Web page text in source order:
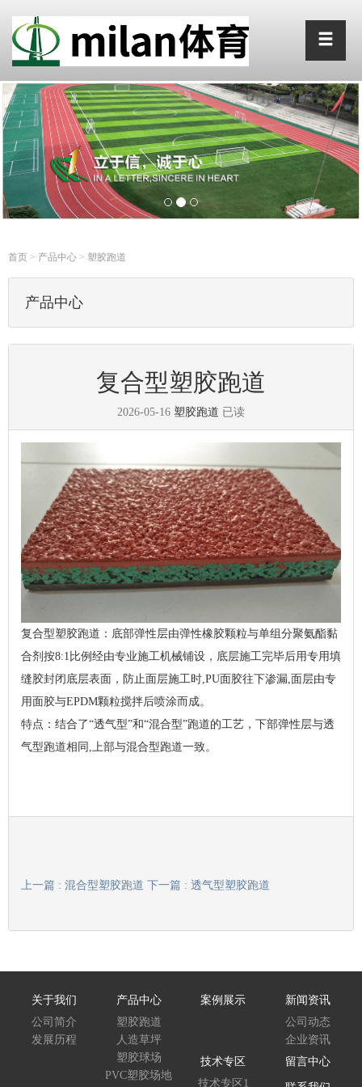
首页 > 产品中心 > 塑胶跑道
产品中心
复合型塑胶跑道
2026-05-16 塑胶跑道 已读
复合型塑胶跑道：底部弹性层由弹性橡胶颗粒与单组分聚氨酯黏
合剂按8:1比例经由专业施工机械铺设，底层施工完毕后用专用填
缝胶封闭底层表面，防止面层施工时,PU面胶往下渗漏,面层由专
用面胶与EPDM颗粒搅拌后喷涂而成。
特点：结合了“透气型”和“混合型”跑道的工艺，下部弹性层与透
气型跑道相同,上部与混合型跑道一致。
上一篇 : 混合型塑胶跑道 下一篇 : 透气型塑胶跑道
关于我们
公司简介
发展历程
产品中心
塑胶跑道
人造草坪
塑胶球场
PVC塑胶场地
案例展示
新闻资讯
公司动态
企业资讯
技术专区
技术专区1
留言中心